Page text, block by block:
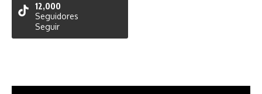
12,000
Seguidores
Seguir